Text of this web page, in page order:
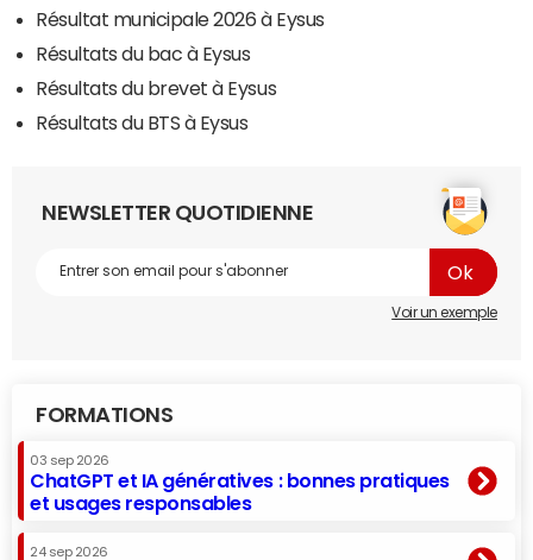
Résultat municipale 2026 à Eysus
Résultats du bac à Eysus
Résultats du brevet à Eysus
Résultats du BTS à Eysus
NEWSLETTER QUOTIDIENNE
Voir un exemple
FORMATIONS
03 sep 2026
ChatGPT et IA génératives : bonnes pratiques
et usages responsables
24 sep 2026